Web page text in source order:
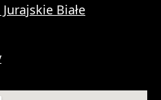
Białe